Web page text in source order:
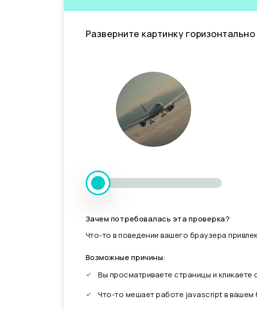
Разверните картинку горизонтально
Зачем потребовалась эта проверка?
Что-то в поведении вашего браузера
Возможные причины:
Вы просматриваете страницы и
Что-то мешает работе javascript в вашем